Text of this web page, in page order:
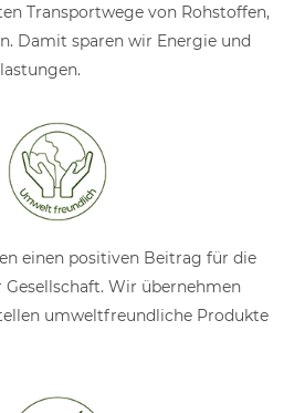
Transportwege von Rohstoffen,
Damit sparen wir Energie und
einen positiven Beitrag für die
Wir übernehmen
umweltfreundliche Produkte